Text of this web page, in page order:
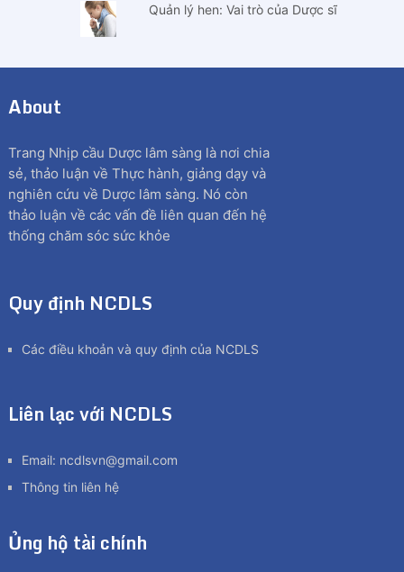
Quản lý hen: Vai trò của Dược sĩ
About
Trang Nhịp cầu Dược lâm sàng là nơi chia
sẻ, thảo luận về Thực hành, giảng dạy và
nghiên cứu về Dược lâm sàng. Nó còn
thảo luận về các vấn đề liên quan đến hệ
thống chăm sóc sức khỏe
Quy định NCDLS
Các điều khoản và quy định của NCDLS
Liên lạc với NCDLS
Email: ncdlsvn@gmail.com
Thông tin liên hệ
Ủng hộ tài chính